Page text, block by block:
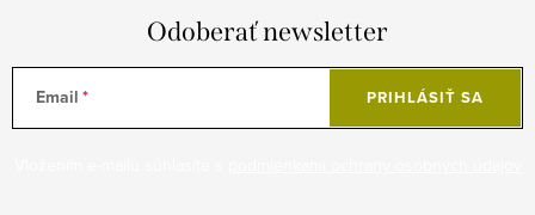
Odoberať newsletter
Email PRIHLÁSIŤ SA